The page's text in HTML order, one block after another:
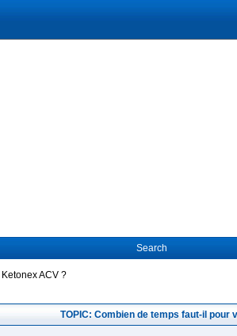
Search
ACV ?
TOPIC: Combien de temps faut-il